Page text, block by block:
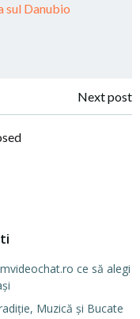
sul Danubio
Next post
ce să alegi
Muzică și Bucate